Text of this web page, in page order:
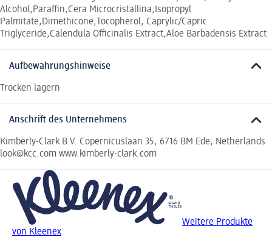
Alcohol,Paraffin,Cera Microcristallina,Isopropyl
Palmitate,Dimethicone,Tocopherol, Caprylic/Capric
Triglyceride,Calendula Officinalis Extract,Aloe Barbadensis Extract
Aufbewahrungshinweise
Trocken lagern
Anschrift des Unternehmens
Kimberly-Clark B.V. Copernicuslaan 35, 6716 BM Ede, Netherlands
look@kcc.com www.kimberly-clark.com
Weitere Produkte
von Kleenex